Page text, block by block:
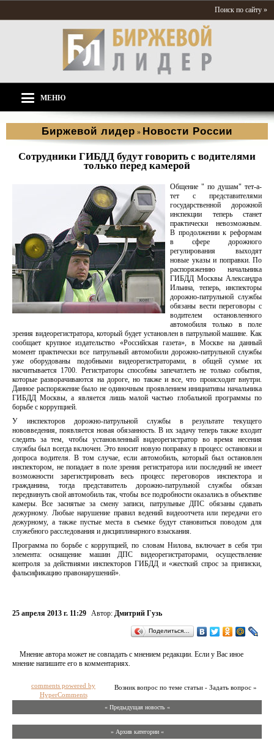
Поиск по сайту »
МЕНЮ
Биржевой лидер » Новости России
Сотрудники ГИБДД будут говорить с водителями
только перед камерой
Общение " по душам" тет-а-
тет с представителями
государственной дорожной
инспекции теперь станет
практически невозможным.
В продолжении к реформам
в сфере дорожного
регулирования выходят
новые указы и поправки. По
распоряжению начальника
ГИБДД Москвы Александра
Ильина, теперь, инспекторы
дорожно-патрульной службы
обязаны вести переговоры с
водителем остановленного
автомобиля только в поле
зрения видеорегистратора, который будет установлен в патрульной машине. Как
сообщает крупное издательство «Российская газета», в Москве на данный
момент практически все патрульный автомобили дорожно-патрульной службы
уже оборудованы подобными видеорегистраторами, в общей сумме их
насчитывается 1700. Регистраторы способны запечатлеть не только события,
которые разворачиваются на дороге, но также и все, что происходит внутри.
Данное распоряжение было не одиночным проявлением инициативы начальника
ГИБДД Москвы, а является лишь малой частью глобальной программы по
борьбе с коррупцией.
У инспекторов дорожно-патрульной службы в результате текущего
нововведения, появляется новая обязанность. В их задачу теперь также входит
следить за тем, чтобы установленный видеорегистратор во время несения
службы был всегда включен. Это вносит новую поправку в процесс остановки и
допроса водителя. В том случае, если автомобиль, который был остановлен
инспектором, не попадает в поле зрения регистратора или последний не имеет
возможности зарегистрировать весь процесс переговоров инспектора и
гражданина, тогда представитель дорожно-патрульной службы обязан
передвинуть свой автомобиль так, чтобы все подробности оказались в объективе
камеры. Все заснятые за смену записи, патрульные ДПС обязаны сдавать
дежурному. Любые нарушение правил ведений видеоотчета или передачи его
дежурному, а также пустые места в съемке будут становиться поводом для
служебного расследования и дисциплинарного взыскания.
Программа по борьбе с коррупцией, по словам Нилова, включает в себя три
элемента: оснащение машин ДПС видеорегистраторами, осуществление
контроля за действиями инспекторов ГИБДД и «жесткий спрос за приписки,
фальсификацию правонарушений».
25 апреля 2013 г. 11:29 Автор: Дмитрий Гузь
Поделиться…
Мнение автора может не совпадать с мнением редакции. Если у Вас иное
мнение напишите его в комментариях.
Возник вопрос по теме статьи - Задать вопрос »
comments powered by
HyperComments
« Предыдущая новость «
» Архив категории «